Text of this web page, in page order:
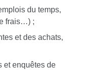
du temps,
frais…) ;
et des achats,
et enquêtes de